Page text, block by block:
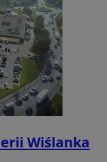
Wiślanka